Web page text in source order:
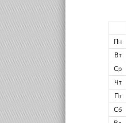
Пн
Вт
Ср
Чт
Пт
Сб